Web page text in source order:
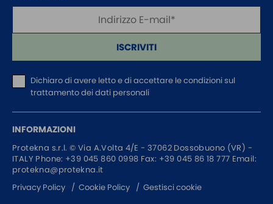
ISCRIVITI
Dichiaro di avere letto e di accettare le condizioni sul
trattamento dei dati personali
INFORMAZIONI
Protekna s.r.l. © Via A.Volta 4/E - 37062 Dossobuono (VR) -
ITALY Phone: +39 045 860 0998 Fax: +39 045 86 18 777 Email:
protekna@protekna.it
Privacy Policy
Cookie Policy Gestisci cookie